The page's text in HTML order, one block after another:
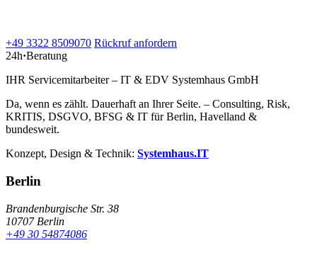
+49 3322 8509070 Rückruf anfordern
24h·Beratung
IHR Servicemitarbeiter – IT & EDV Systemhaus GmbH
Da, wenn es zählt. Dauerhaft an Ihrer Seite. – Consulting, Risk,
KRITIS, DSGVO, BFSG & IT für Berlin, Havelland &
bundesweit.
Konzept, Design & Technik: Systemhaus.IT
Berlin
Brandenburgische Str. 38
10707 Berlin
+49 30 54874086